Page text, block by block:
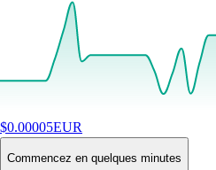
$0.00005EUR
+3.37%24H
Buy
Commencez en quelques minutes